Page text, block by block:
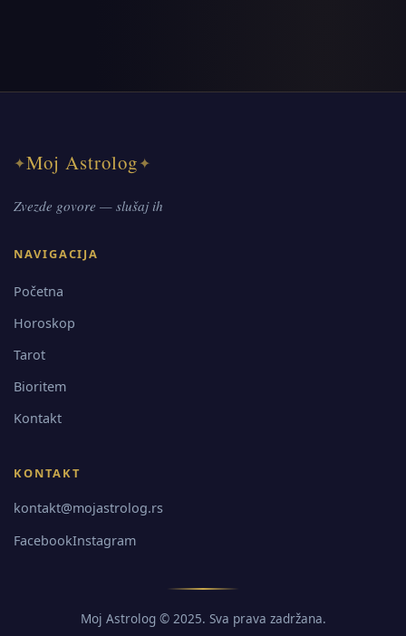
✦Moj Astrolog✦
Zvezde govore — slušaj ih
NAVIGACIJA
Početna
Horoskop
Tarot
Bioritem
Kontakt
KONTAKT
kontakt@mojastrolog.rs
FacebookInstagram
Moj Astrolog © 2025. Sva prava zadržana.